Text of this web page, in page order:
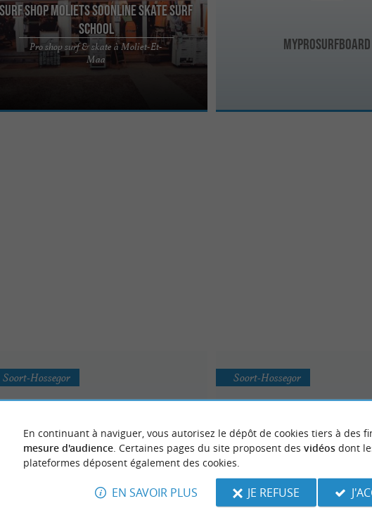
Surf Shop Moliets Soonline Skate Surf
school
Pro shop surf & skate à Moliet-Et-
Maa
Soonline est un pro shop surf & skate avec un
large choix en matériel technique, accessoires
MyProSurfboard
Soort-Hossegor
Tao Magic Glisse
Vente de matériel technique
Soort-Hossegor
En continuant à naviguer, vous autorisez le dépôt de cookies tiers à des
mesure d'audience. Certaines pages du site proposent des vidéosdont
plateformes déposent également des cookies.
EN SAVOIR PLUS JE REFUSE